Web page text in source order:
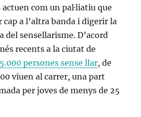
com un pal·liatiu que
a l’altra banda i digerir la
sensellarisme. D’acord
recents a la ciutat de
persones sense llar, de
viuen al carrer, una part
per joves de menys de 25